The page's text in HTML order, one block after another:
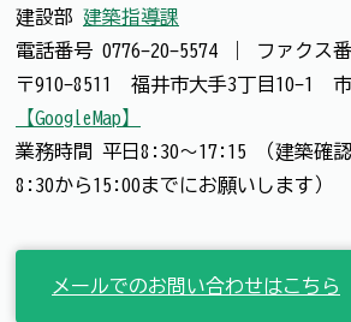
建設部 建築指導課
電話番号 0776-20-5574 ファクス
〒910-8511 福井市大手3丁目10-1
【GoogleMap】
業務時間 平日8:30～17:15 （建築確
8:30から15:00までにお願いします）
メールでのお問い合わせはこちら